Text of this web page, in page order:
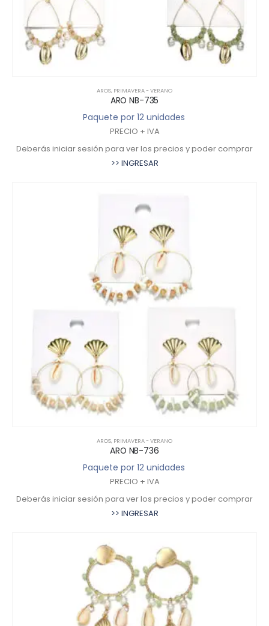
AROS, PRIMAVERA - VERANO
ARO NB-735
Paquete por 12 unidades
PRECIO + IVA
Deberás iniciar sesión para ver los precios y poder comprar
>> INGRESAR
AROS, PRIMAVERA - VERANO
ARO NB-736
Paquete por 12 unidades
PRECIO + IVA
Deberás iniciar sesión para ver los precios y poder comprar
>> INGRESAR